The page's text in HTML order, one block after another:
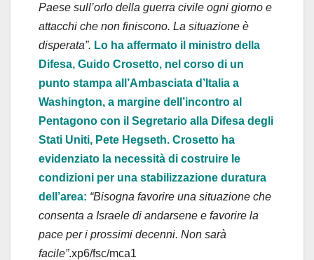
V
i
d
e
o
Paese sull’orlo della guerra civile ogni giorno e
attacchi che non finiscono. La situazione è
disperata”. Lo ha affermato il ministro della
Difesa, Guido Crosetto, nel corso di un
punto stampa all’Ambasciata d’Italia a
Washington, a margine dell’incontro al
Pentagono con il Segretario alla Difesa degli
Stati Uniti, Pete Hegseth. Crosetto ha
evidenziato la necessità di costruire le
condizioni per una stabilizzazione duratura
dell’area: “Bisogna favorire una situazione che
consenta a Israele di andarsene e favorire la
pace per i prossimi decenni. Non sarà
facile”.xp6/fsc/mca1